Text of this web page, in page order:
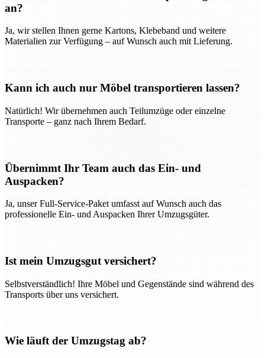
an?
Ja, wir stellen Ihnen gerne Kartons, Klebeband und weitere
Materialien zur Verfügung – auf Wunsch auch mit Lieferung.
Kann ich auch nur Möbel transportieren lassen?
Natürlich! Wir übernehmen auch Teilumzüge oder einzelne
Transporte – ganz nach Ihrem Bedarf.
Übernimmt Ihr Team auch das Ein- und
Auspacken?
Ja, unser Full-Service-Paket umfasst auf Wunsch auch das
professionelle Ein- und Auspacken Ihrer Umzugsgüter.
Ist mein Umzugsgut versichert?
Selbstverständlich! Ihre Möbel und Gegenstände sind während des
Transports über uns versichert.
Wie läuft der Umzugstag ab?